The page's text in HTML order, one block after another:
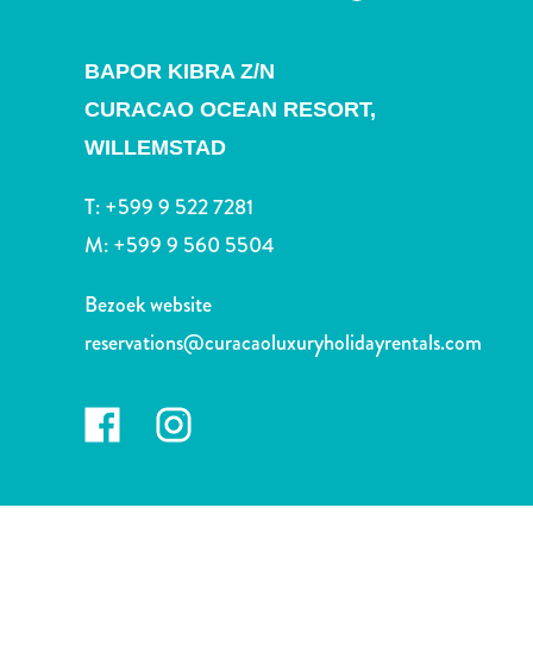
Wateractiviteiten
BAPOR KIBRA Z/N
CURACAO OCEAN RESORT,
WILLEMSTAD
T:+599 9 522 7281
M:+599 9 560 5504
Bezoek website
reservations@curacaoluxuryholidayrentals.com